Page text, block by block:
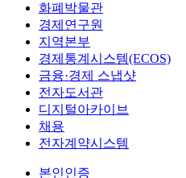
화폐박물관
경제연구원
지역본부
경제통계시스템(ECOS)
금융·경제 스냅샷
전자도서관
디지털아카이브
채용
전자계약시스템
본인인증